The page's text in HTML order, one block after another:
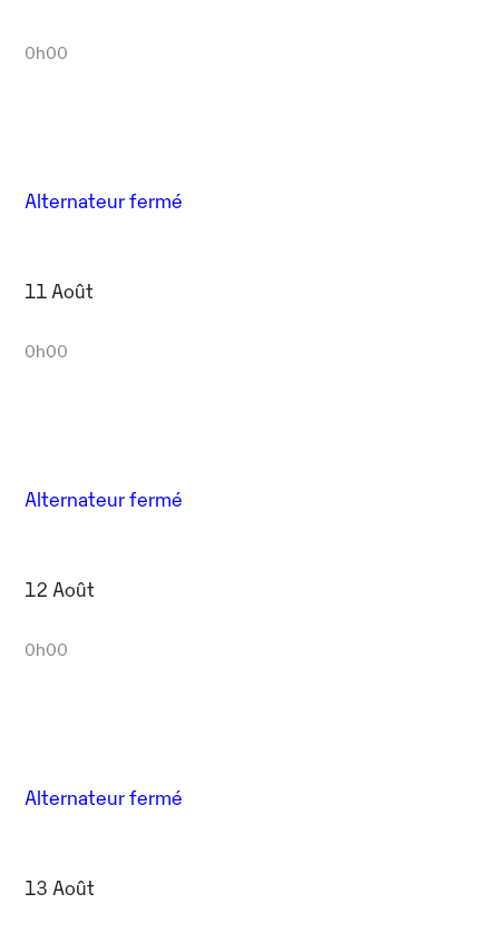
0h00
Alternateur fermé
11 Août
0h00
Alternateur fermé
12 Août
0h00
Alternateur fermé
13 Août